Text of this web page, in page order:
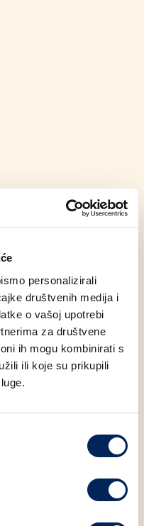
personalizirali
društvenih medija i
o vašoj upotrebi
za društvene
ih mogu kombinirati s
ili koje su prikupili